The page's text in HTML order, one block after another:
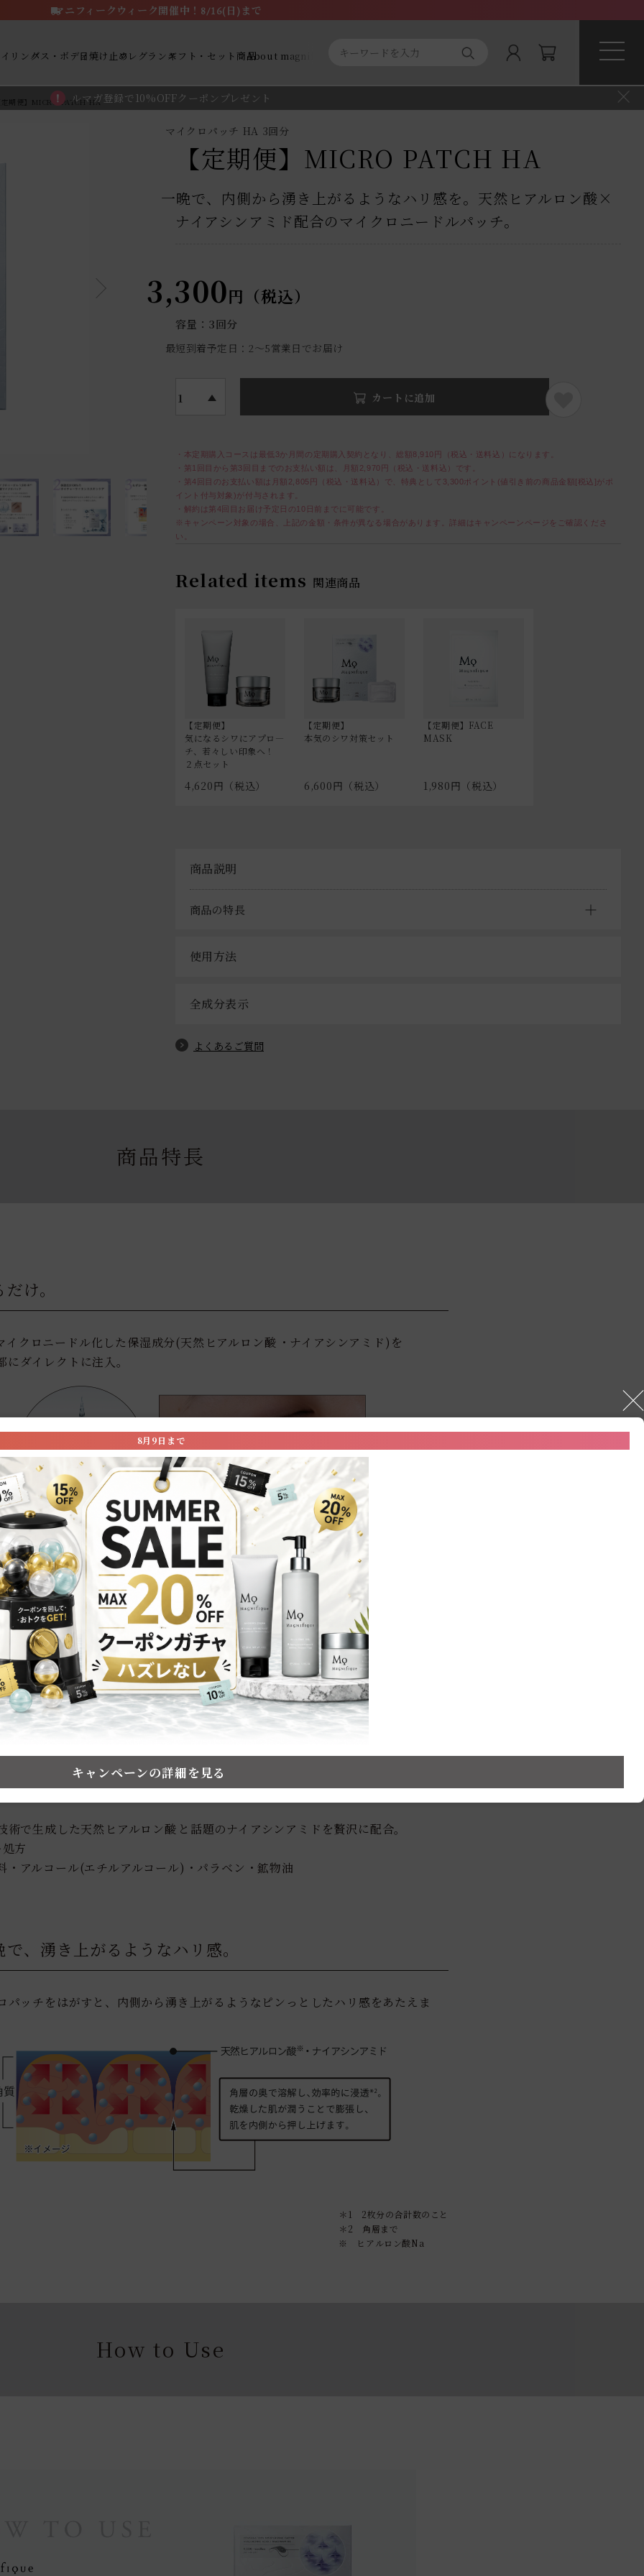
メルマガ登録で10%OFFクーポンプレゼント
マニフィークウィーク開催中！8/16(日)まで
リングバス・ボディ日焼け止めフレグランスギフト・セット商品About magnifique
期便】MICRO PATCH HA
マイクロパッチ HA 3回分
【定期便】MICRO PATCH HA
一晩で、内側から湧き上がるようなハリ感を。天然ヒアルロン酸×
ナイアシンアミド配合のマイクロニードルパッチ。
3,300円（税込）
容量：3回分
最短到着予定日：2〜5営業日でお届け
1 カートに追加
・本定期購入コースは最低3か月間の定期購入契約となり、総額8,910円（税込・送料込）になります。
・第1回目から第3回目までのお支払い額は、月額2,970円（税込・送料込）です。
・第4回目のお支払い額は月額2,805円（税込・送料込）で、特典として3,300ポイント(値引き前の商品金額[税込]がポ
イント付与対象)が付与されます。
・解約は第4回目お届け予定日の10日前までに可能です。
※キャンペーン対象の場合、上記の金額・条件が異なる場合があります。詳細はキャンペーンページをご確認くださ
い。
Related items 関連商品
【定期便】
気になるシワにアプロ―
チ、若々しい印象へ！
２点セット
4,620円（税込）
【定期便】
本気のシワ対策セット
6,600円（税込）
【定期便】FACE
MASK
1,980円（税込）
商品説明
商品の特長
使用方法
全成分表示
よくあるご質問
商品特長
け。
イクロニードル化した保湿成分(天然ヒアルロン酸
※
・ナイアシンアミド)を
にダイレクトに注入。
ヒアルロン酸
※
・ナイアシンアミド)が寝ている間にじっくりと溶け出し､角質内に
けます｡
イエンススキンケア。
術で生成した天然ヒアルロン酸
※ と話題のナイアシンアミドを贅沢に配合。
方
・アルコール(エチルアルコール)・パラベン・鉱物油
、湧き上がるようなハリ感。
パッチをはがすと、内側から湧き上がるようなピンっとしたハリ感をあたえま
＊1 2枚分の合計数のこと
＊2 角層まで
※ ヒアルロン酸Na
How to Use
8月9日まで
キャンペーンの詳細を見る